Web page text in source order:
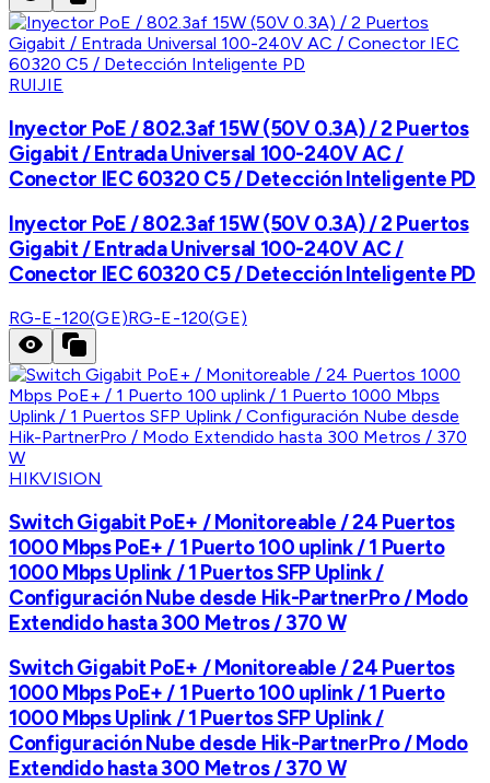
RUIJIE
Inyector PoE / 802.3af 15W (50V 0.3A) / 2 Puertos
Gigabit / Entrada Universal 100-240V AC /
Conector IEC 60320 C5 / Detección Inteligente PD
Inyector PoE / 802.3af 15W (50V 0.3A) / 2 Puertos
Gigabit / Entrada Universal 100-240V AC /
Conector IEC 60320 C5 / Detección Inteligente PD
RG-E-120(GE)RG-E-120(GE)
HIKVISION
Switch Gigabit PoE+ / Monitoreable / 24 Puertos
1000 Mbps PoE+ / 1 Puerto 100 uplink / 1 Puerto
1000 Mbps Uplink / 1 Puertos SFP Uplink /
Configuración Nube desde Hik-PartnerPro / Modo
Extendido hasta 300 Metros / 370 W
Switch Gigabit PoE+ / Monitoreable / 24 Puertos
1000 Mbps PoE+ / 1 Puerto 100 uplink / 1 Puerto
1000 Mbps Uplink / 1 Puertos SFP Uplink /
Configuración Nube desde Hik-PartnerPro / Modo
Extendido hasta 300 Metros / 370 W